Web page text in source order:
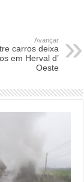
Avançar
carros deixa
em Herval d’
Oeste